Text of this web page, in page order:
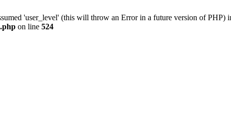
'user_level' (this will throw an Error in a future version of PHP)
on line 524